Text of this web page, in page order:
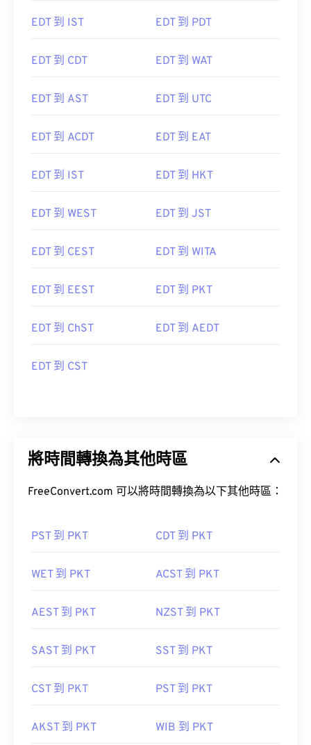
EDT 到 IST EDT 到 PDT
EDT 到 CDT EDT 到 WAT
EDT 到 AST EDT 到 UTC
EDT 到 ACDT EDT 到 EAT
EDT 到 IST EDT 到 HKT
EDT 到 WEST EDT 到 JST
EDT 到 CEST EDT 到 WITA
EDT 到 EEST EDT 到 PKT
EDT 到 ChST EDT 到 AEDT
EDT 到 CST
將時間轉換為其他時區
FreeConvert.com 可以將時間轉換為以下其他時區：
PST 到 PKT CDT 到 PKT
WET 到 PKT ACST 到 PKT
AEST 到 PKT NZST 到 PKT
SAST 到 PKT SST 到 PKT
CST 到 PKT PST 到 PKT
AKST 到 PKT WIB 到 PKT